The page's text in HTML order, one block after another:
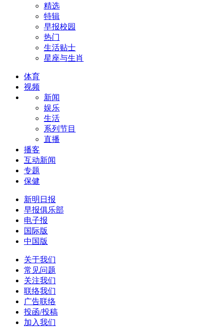
精选
特辑
早报校园
热门
生活贴士
星座与生肖
体育
视频
新闻
娱乐
生活
系列节目
直播
播客
互动新闻
专题
保健
新明日报
早报俱乐部
电子报
国际版
中国版
关于我们
常见问题
关注我们
联络我们
广告联络
投函/投稿
加入我们